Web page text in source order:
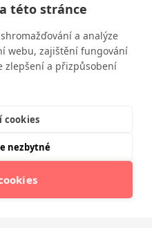
této stránce
a analýze
webu, zajištění fungování
zlepšení a přizpůsobení
cookies
nezbytné